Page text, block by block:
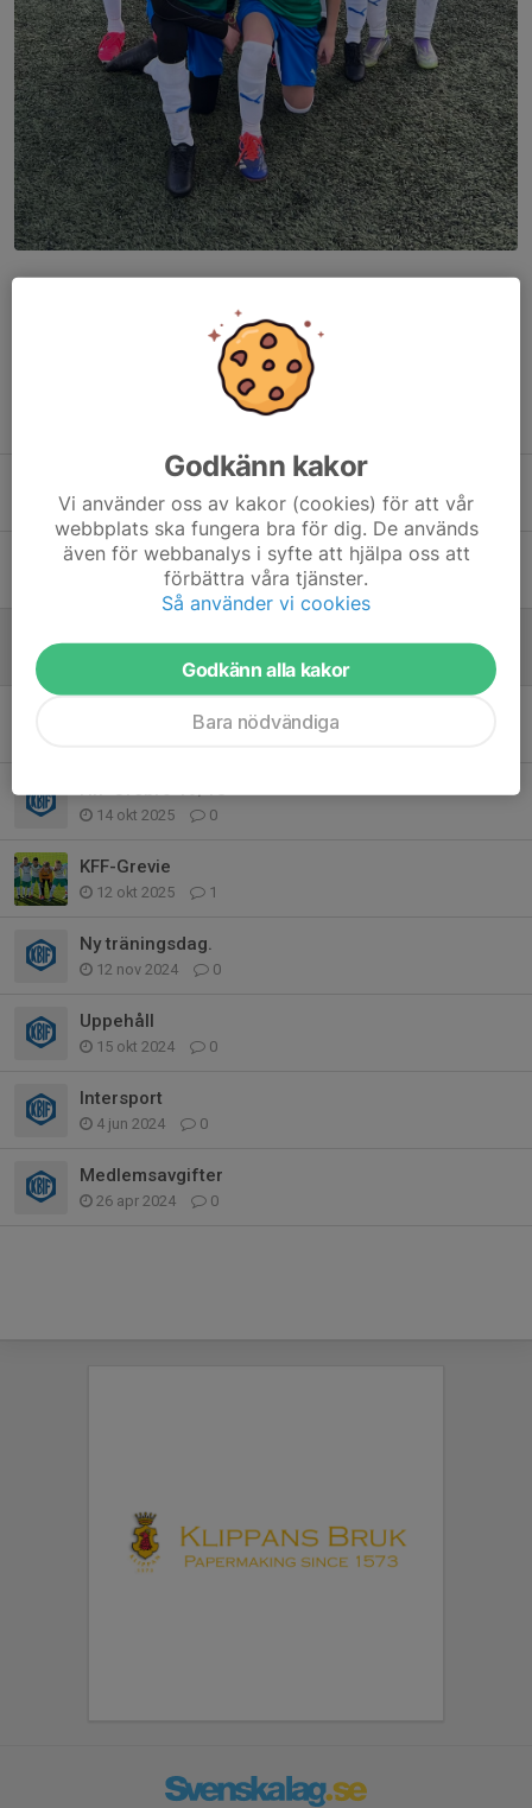
Viktigt information.
23 apr, 10:33 0
Träningsmatch mot Åstorp.
17 mar, 14:16 0
0
Första matchen avklarad.
14 okt 2025 0
KFF-Grevie
12 okt 2025 1
Ny träningsdag.
12 nov 2024 0
Uppehåll
15 okt 2024 0
Intersport
4 jun 2024 0
Medlemsavgifter
26 apr 2024 0
Godkänn kakor
Vi använder oss av kakor (cookies) för att vår
webbplats ska fungera bra för dig. De används
även för webbanalys i syfte att hjälpa oss att
förbättra våra tjänster.
Så använder vi cookies
Godkänn alla kakor
Bara nödvändiga